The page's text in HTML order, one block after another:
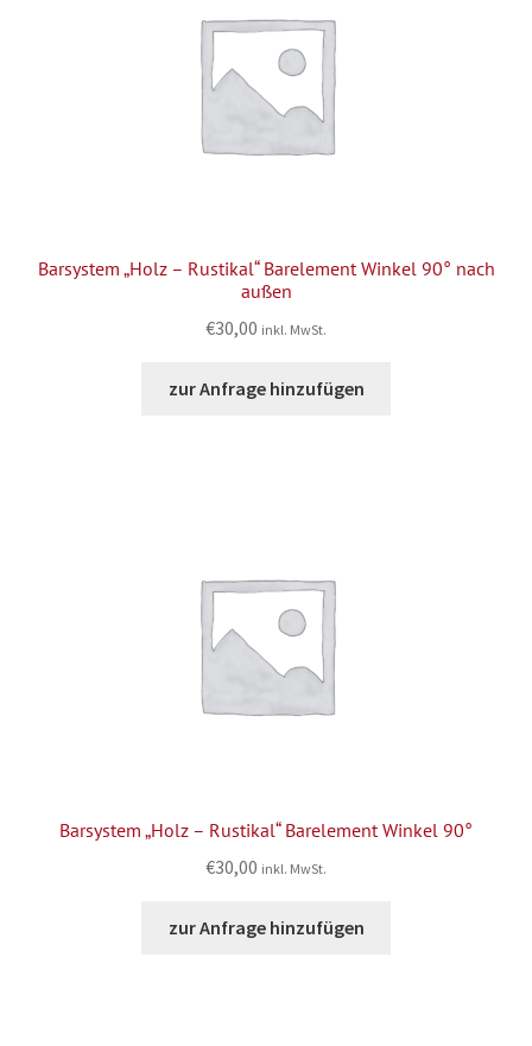
Barsystem „Holz – Rustikal“ Barelement Winkel 90° nach
außen
€30,00 inkl. MwSt.
zur Anfrage hinzufügen
Barsystem „Holz – Rustikal“ Barelement Winkel 90°
€30,00 inkl. MwSt.
zur Anfrage hinzufügen